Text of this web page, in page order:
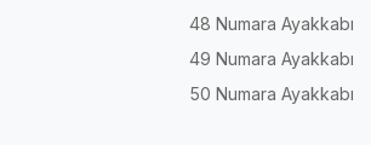
48 Numara Ayakkabı
49 Numara Ayakkabı
50 Numara Ayakkabı